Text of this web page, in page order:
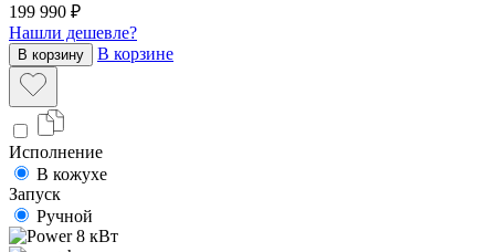
199 990 ₽
Нашли дешевле?
В корзину В корзине
Исполнение
В кожухе
Запуск
Ручной
8 кВт